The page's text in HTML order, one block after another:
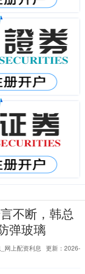
不断，韩总
弹玻璃
网上配资利息
更新：2026-